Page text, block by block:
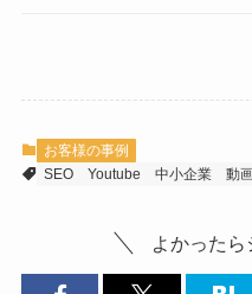
お客様の事例
SEO
Youtube 中小企業 動
よかったら